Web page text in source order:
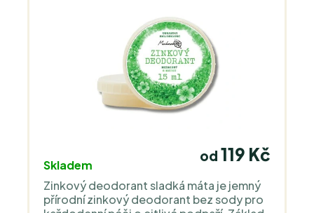
Skladem
od 119 Kč
Zinkový deodorant sladká máta je jemný
přírodní zinkový deodorant bez sody pro